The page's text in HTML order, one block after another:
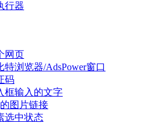
行器
网页
特浏览器/AdsPower窗口
码
框输入的文字
图片链接
选中状态